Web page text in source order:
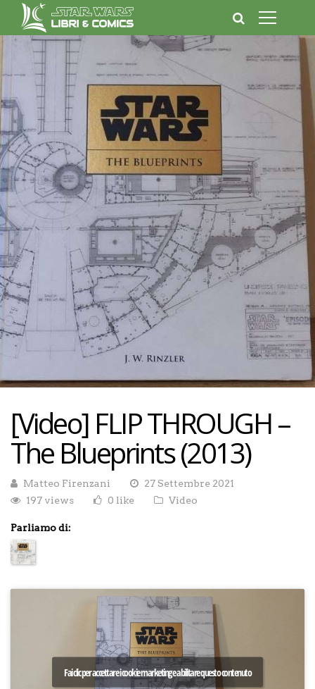
[Video] FLIP THROUGH –
The Blueprints (2013)
Matteo Firenzani
27 Settembre 2021
197 views
0 like Video
Parliamo di:
Fai clic per accettare i cookie marketing e abilitare questo contenuto